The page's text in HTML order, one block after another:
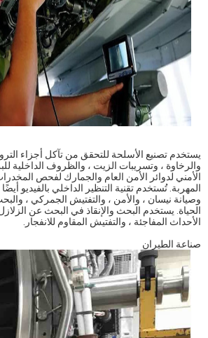
يستخدم تصنيع الأسلحة للتحقق من تآكل أجزاء
والرخاوة ، وتسريبات الزيت ، والظروف الداخلية
الأمني لدوائر الأمن العام والجمارك لفحص
المهربة. تُستخدم تقنية التنظير الداخلي بالفيديو
وصيانة نيسان ، والأمن ، والتفتيش الجمركي ،
الحياة. يستخدم البحث والإنقاذ في البحث عن
الأحداث المفاجئة ، والتفتيش المقاوم للانفجار.
صناعة الطيران